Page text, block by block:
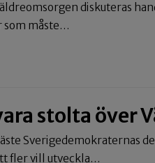
äldreomsorgen diskuteras
som måste…
stolta över
Sverigedemokraternas
fler vill utveckla…